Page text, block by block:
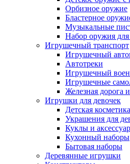
Орбизное оружие
Бластерное
Музыкальные
Набор оружия для
Игрушечный транспорт
Игрушечный
Aвтотреки
Игрушечный
Игрушечные
Железная дорога
Игрушки для девочек
Детская косметика
Украшения для
Куклы и
Кухонный наборы
Бытовая наборы
Деревянные игрушки